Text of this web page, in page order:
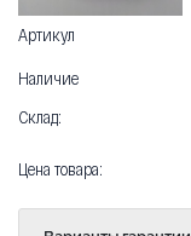
Артикул
Наличие
Склад:
Цена товара: